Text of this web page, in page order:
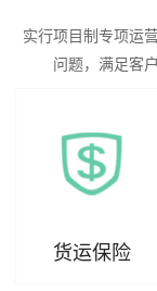
实行项目制专项运
问题，满足客
货运保险